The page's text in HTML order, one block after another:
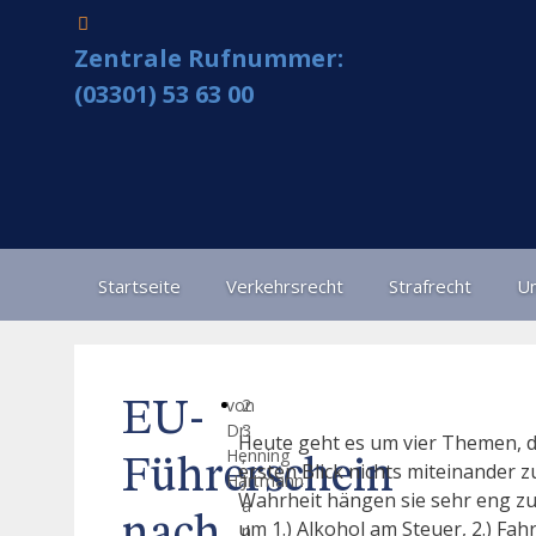
Zentrale Rufnummer:
(03301) 53 63 00
Startseite Verkehrsrecht Strafrecht
EU-
Führerschein
2
3
,
J
a
n
von
Dr.
Henning
Hartmann
Heute geht es um vier Themen,
ersten Blick nichts miteinander
Wahrheit hängen sie sehr eng
um 1.) Alkohol am Steuer, 2.)